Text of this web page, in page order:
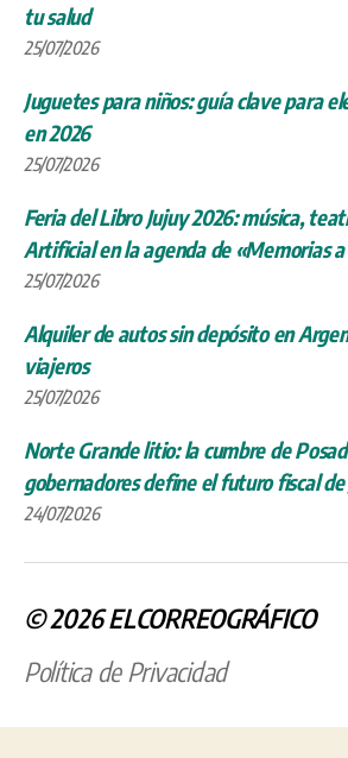
tu salud
25/07/2026
Juguetes para niños: guía clave para
en 2026
25/07/2026
Feria del Libro Jujuy 2026: música,
Artificial en la agenda de «Memorias a
25/07/2026
Alquiler de autos sin depósito en
viajeros
25/07/2026
Norte Grande litio: la cumbre de
gobernadores define el futuro fiscal
24/07/2026
© 2026ELCORREOGRÁFICO
Política de Privacidad